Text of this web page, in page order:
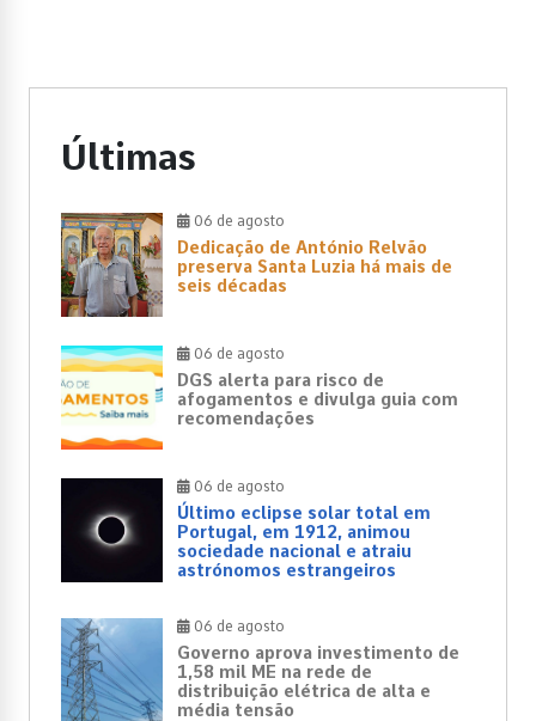
Últimas
06 de agosto
Dedicação de António Relvão
preserva Santa Luzia há mais de
seis décadas
06 de agosto
DGS alerta para risco de
afogamentos e divulga guia com
recomendações
06 de agosto
Último eclipse solar total em
Portugal, em 1912, animou
sociedade nacional e atraiu
astrónomos estrangeiros
06 de agosto
Governo aprova investimento de
1,58 mil ME na rede de
distribuição elétrica de alta e
média tensão